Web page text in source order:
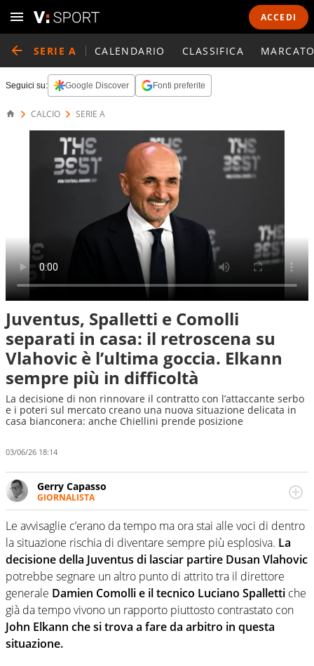
ACCEDI
SERIE A CALENDARIO CLASSIFICA
Seguici su: Google Discover Fonti preferite
CALCIO SERIE A
Juventus, Spalletti e Comolli
separati in casa: il retroscena su
Vlahovic è l’ultima goccia. Elkann
sempre più in difficoltà
La decisione di non rinnovare il contratto con l’attaccante serbo
e i poteri sul mercato creano una nuova situazione delicata in
casa bianconera: anche Chiellini prende posizione
03/06/26 18:14
Gerry Capasso
GIORNALISTA
Per lui gli sport americani non hanno segreti: basket,
football, baseball e la capacità innata di trovare la notizia
dove altri non vedono granché
Le avvisaglie c’erano da tempo ma ora stai alle voci di dentro
la situazione rischia di diventare sempre più esplosiva. La
decisione della Juventus di lasciar partire Dusan Vlahovic
potrebbe segnare un altro punto di attrito tra il direttore
generale Damien Comolli e il tecnico Luciano Spalletti che
già da tempo vivono un rapporto piuttosto contrastato con
John Elkann che si trova a fare da arbitro in questa
situazione.